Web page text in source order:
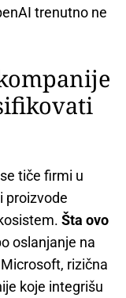
trenutno ne
tiče firmi u
proizvode
Šta ovo
oslanjanje na
rizična
koje integrišu